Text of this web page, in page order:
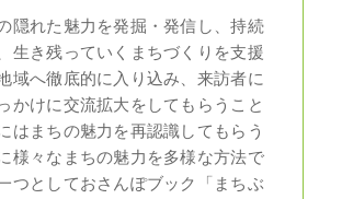
隠れた魅力を発掘・発信し、持続
生き残っていくまちづくりを支援
域へ徹底的に入り込み、来訪者に
かけに交流拡大をしてもらうこと
はまちの魅力を再認識してもらう
様々なまちの魅力を多様な方法で
つとしておさんぽブック「まちぶ